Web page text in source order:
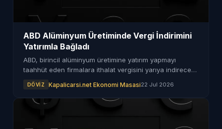
ABD Alüminyum Üretiminde Vergi İndirimini
Yatırımla Bağladı
ABD, birincil alüminyum üretimine yatırım yapmayı
taahhüt eden firmalara ithalat vergisini yarıya indirecek.
DÖVIZ Kapalicarsi.net Ekonomi Masasi22 Jul 2026